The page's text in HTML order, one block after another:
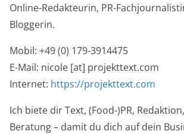
Online-Redakteurin, PR-
Bloggerin.
Mobil: +49 (0) 179-3914475
E-Mail: nicole [at] projekttext.com
Internet: https://projekttext.com
Ich biete dir Text, (Food-)PR,
Beratung – damit du dich auf dein